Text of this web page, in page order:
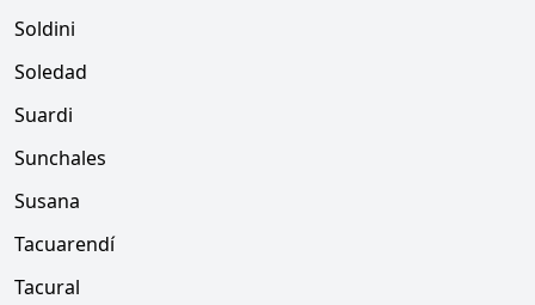
Soldini
Soledad
Suardi
Sunchales
Susana
Tacuarendí
Tacural